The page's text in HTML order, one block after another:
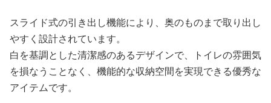
スライド式の引き出し機能により、奥のものまで取り出し
やすく設計されています。
白を基調とした清潔感のあるデザインで、トイレの雰囲気
を損なうことなく、機能的な収納空間を実現できる優秀な
アイテムです。